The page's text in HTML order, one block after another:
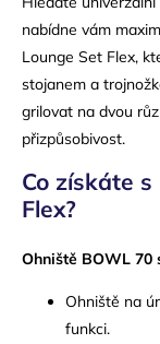
nabídne vám
Lounge Set Flex,
stojanem a
grilovat na dvou
přizpůsobivost.
Co získáte
Flex?
Ohniště BOWL 70
Ohniště na
funkci.